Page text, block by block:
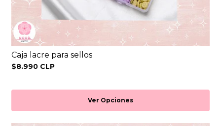
Caja lacre para sellos
$8.990 CLP
Ver Opciones